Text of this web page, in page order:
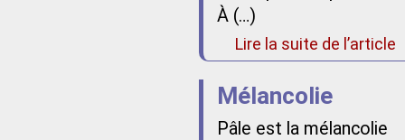
À (…)
Lire la suite de l’article
Mélancolie
Pâle est la mélancolie